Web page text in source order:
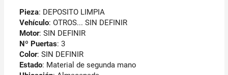
Pieza: DEPOSITO LIMPIA
Vehículo: OTROS... SIN DEFINIR
Motor: SIN DEFINIR
Nº Puertas: 3
Color: SIN DEFINIR
Estado: Material de segunda mano